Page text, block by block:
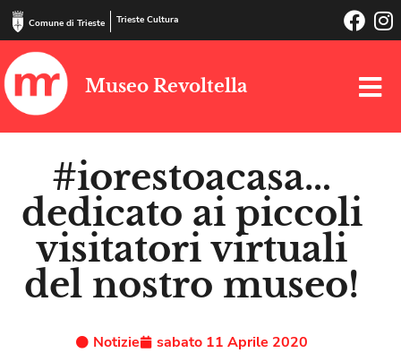
Comune di Trieste Trieste Cultura
Museo Revoltella
#iorestoacasa…
dedicato ai piccoli
visitatori virtuali
del nostro museo!
Notizie sabato 11 Aprile 2020